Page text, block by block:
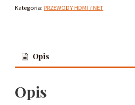
Kategoria: PRZEWODY HDMI / NET
Opis
Opis